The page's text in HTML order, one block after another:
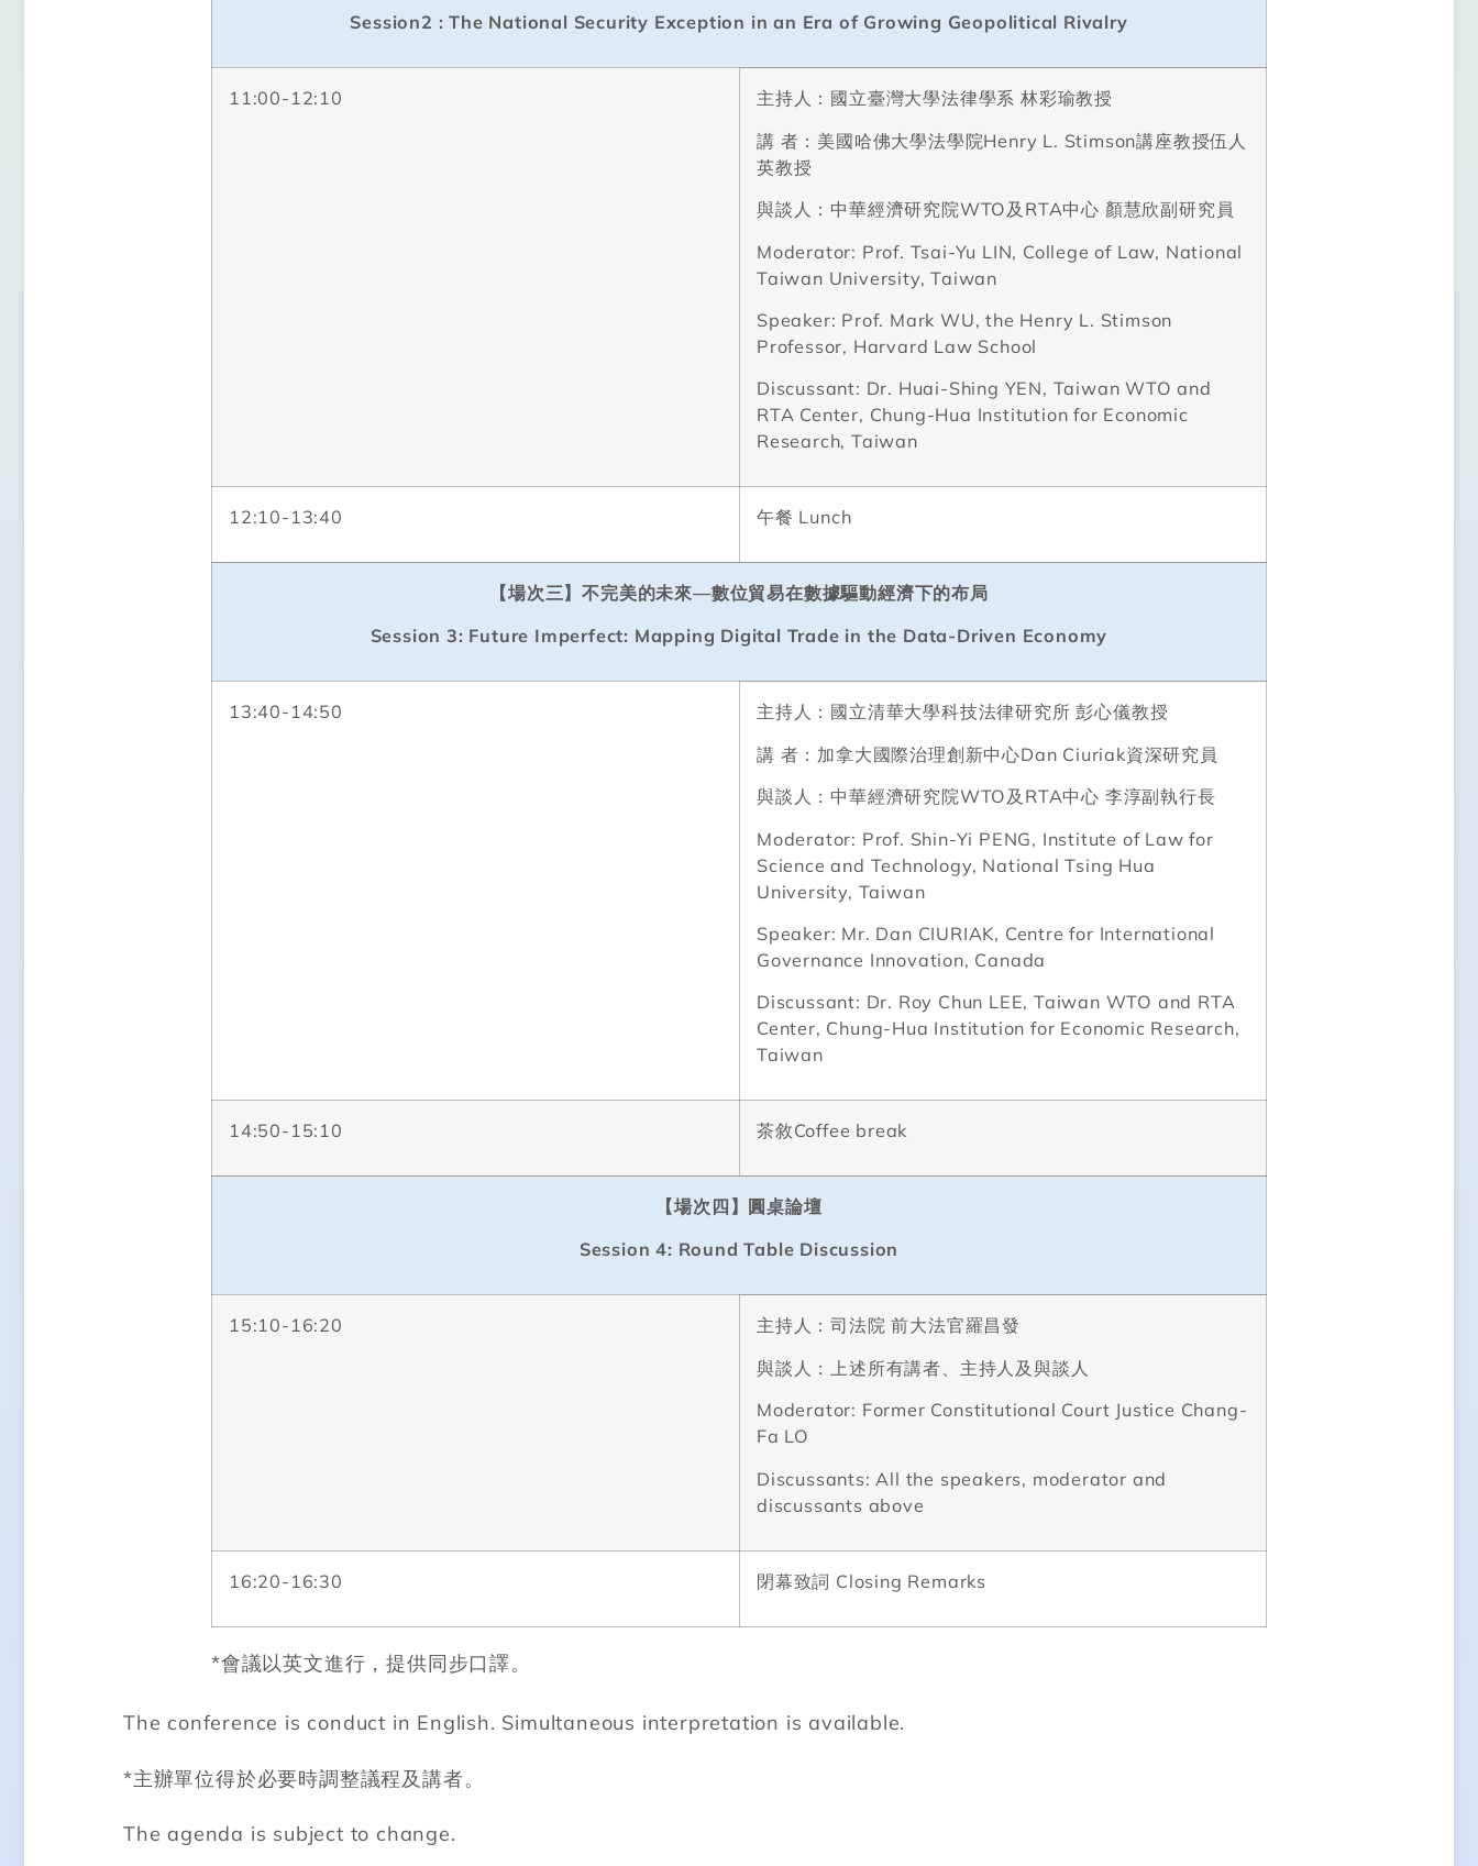
Session2 : The National Security Exception in an Era of Growing Geopolitical Rivalry
11:00-12:10 主持人：國立臺灣大學法律學系 林彩瑜教授
講 者： 美國哈佛大學法學院Henry L. Stimson講座教授伍人
英教授
與談人：中華經濟研究院WTO及 RTA中心 顏慧欣副研究員
Moderator: Prof. Tsai-Yu LIN, College of Law, National
Taiwan University, Taiwan
Speaker: Prof. Mark WU, the Henry L. Stimson
Professor, Harvard Law School
Discussant: Dr. Huai-Shing YEN, Taiwan WTO and
RTA Center, Chung-Hua Institution for Economic
Research, Taiwan
12:10-13:40 午餐 Lunch
【場次三】不完美的未來—數位貿易在數據驅動經濟下的布局
Session 3: Future Imperfect: Mapping Digital Trade in the Data-Driven Economy
13:40-14:50 主持人：國立清華大學科技法律研究所 彭心儀教授
講 者：加拿大國際治理創新中心Dan Ciuriak資深研究員
與談人：中華經濟研究院WTO及 RTA中心 李淳副執行長
Moderator: Prof. Shin-Yi PENG, Institute of Law for
Science and Technology, National Tsing Hua
University, Taiwan
Speaker: Mr. Dan CIURIAK, Centre for International
Governance Innovation, Canada
Discussant: Dr. Roy Chun LEE, Taiwan WTO and RTA
Center, Chung-Hua Institution for Economic Research,
Taiwan
14:50-15:10 茶敘Coffee break
【場次四】圓桌論壇
Session 4: Round Table Discussion
15:10-16:20 主持人：司法院 前大法官羅昌發
與談人：上述所有講者、主持人及與談人
Moderator: Former Constitutional Court Justice Chang-
Fa LO
Discussants: All the speakers, moderator and
discussants above
16:20-16:30 閉幕致詞 Closing Remarks
*會議以英文進行，提供同步口譯。
The conference is conduct in English. Simultaneous interpretation is available.
*主辦單位得於必要時調整議程及講者。
The agenda is subject to change.